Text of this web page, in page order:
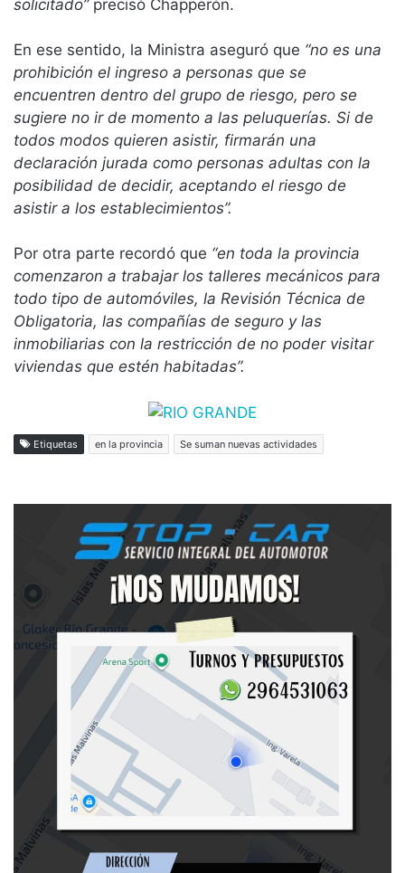
solicitado”precisó Chapperón.
En ese sentido, la Ministra aseguró que “no es una
prohibición el ingreso a personas que se
encuentren dentro del grupo de riesgo, pero se
sugiere no ir de momento a las peluquerías. Si de
todos modos quieren asistir, firmarán una
declaración jurada como personas adultas con la
posibilidad de decidir, aceptando el riesgo de
asistir a los establecimientos”.
Por otra parte recordó que “en toda la provincia
comenzaron a trabajar los talleres mecánicos para
todo tipo de automóviles, la Revisión Técnica de
Obligatoria, las compañías de seguro y las
inmobiliarias con la restricción de no poder visitar
viviendas que estén habitadas”.
Etiquetas en la provincia Se suman nuevas actividades